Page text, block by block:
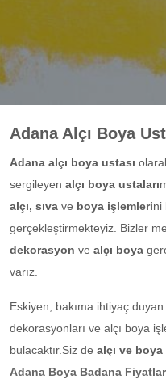
Adana Alçı Boya
Adana alçı boya ustası
sergileyen alçı boya ustaları
alçı, sıva ve boya işlemlerini
gerçekleştirmekteyiz. Bizler
dekorasyon ve alçı boya
varız.
Eskiyen, bakıma ihtiyaç duyan
dekorasyonları ve alçı boya
bulacaktır.Siz de alçı ve
Adana Boya Badana